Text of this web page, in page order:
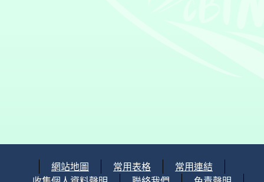
網站地圖 常用表格
常用連結